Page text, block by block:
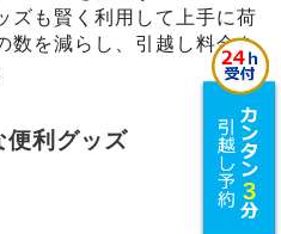
ズも賢く利用して上手に荷
数を減らし、引越し料金を
便利グッズ